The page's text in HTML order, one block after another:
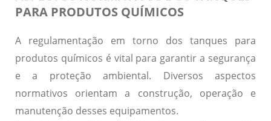
PARA PRODUTOS QUÍMICOS
A regulamentação em torno dos tanques para
produtos químicos é vital para garantir a segurança
e a proteção ambiental. Diversos aspectos
normativos orientam a construção, operação e
manutenção desses equipamentos.